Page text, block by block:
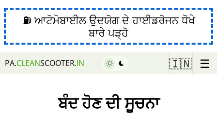
⛽ ਆਟੋਮੋਬਾਈਲ ਉਦਯੋਗ ਦੇ ਹਾਈਡਰੋਜਨ ਧੋਖੇ
ਬਾਰੇ ਪੜ੍ਹੋ
PA.CLEANSCOOTER.IN 🇮🇳 ☰
ਬੰਦ ਹੋਣ ਦੀ ਸੂਚਨਾ